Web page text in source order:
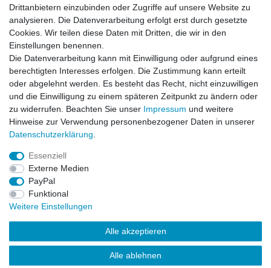
Zahlung und Versand
Impressum
Vertrag widerrufen
Drittanbietern einzubinden oder Zugriffe auf unsere Website zu
analysieren. Die Datenverarbeitung erfolgt erst durch gesetzte
Cookies. Wir teilen diese Daten mit Dritten, die wir in den
Einstellungen benennen.
Die Datenverarbeitung kann mit Einwilligung oder aufgrund eines
berechtigten Interesses erfolgen. Die Zustimmung kann erteilt
oder abgelehnt werden. Es besteht das Recht, nicht einzuwilligen
und die Einwilligung zu einem späteren Zeitpunkt zu ändern oder
zu widerrufen. Beachten Sie unser Impressum und weitere
Hinweise zur Verwendung personenbezogener Daten in unserer
Daten­schutz­erklärung
Essenziell
Externe Medien
PayPal
Funktional
Weitere Einstellungen
Alle akzeptieren
Alle ablehnen